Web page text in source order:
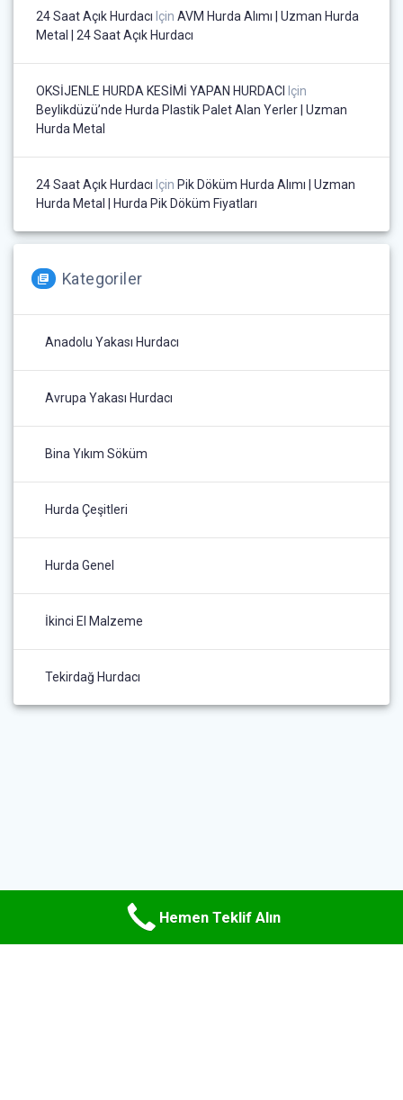
24 Saat Açık Hurdacı Için AVM Hurda Alımı | Uzman Hurda
Metal | 24 Saat Açık Hurdacı
OKSİJENLE HURDA KESİMİ YAPAN HURDACI Için
Beylikdüzü’nde Hurda Plastik Palet Alan Yerler | Uzman
Hurda Metal
24 Saat Açık Hurdacı Için Pik Döküm Hurda Alımı | Uzman
Hurda Metal | Hurda Pik Döküm Fiyatları
Kategoriler
Anadolu Yakası Hurdacı
Avrupa Yakası Hurdacı
Bina Yıkım Söküm
Hurda Çeşitleri
Hurda Genel
İkinci El Malzeme
Tekirdağ Hurdacı
Hemen Teklif Alın